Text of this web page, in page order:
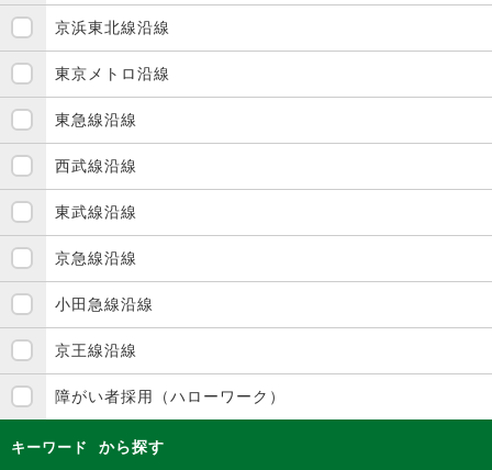
京浜東北線沿線
東京メトロ沿線
東急線沿線
西武線沿線
東武線沿線
京急線沿線
小田急線沿線
京王線沿線
障がい者採用（ハローワーク）
キーワード から探す